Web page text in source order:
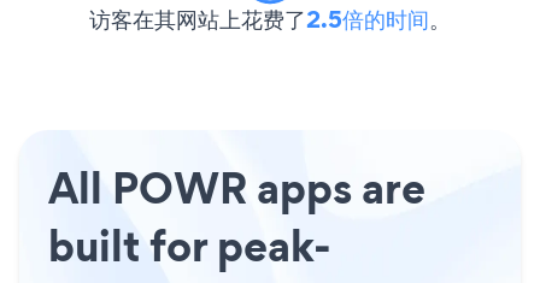
访客在其网站上花费了2.5倍的时间。
All POWR apps are
built for peak-